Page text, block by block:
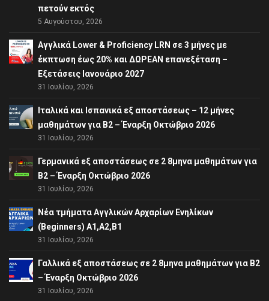
πετούν εκτός
5 Αυγούστου, 2026
Αγγλικά Lower & Proficiency LRN σε 3 μήνες με
έκπτωση έως 20% και ΔΩΡΕΑΝ επανεξέταση –
Εξετάσεις Ιανουάριο 2027
31 Ιουλίου, 2026
Ιταλικά και Ισπανικά εξ αποστάσεως – 12 μήνες
μαθημάτων για B2 – Έναρξη Οκτώβριο 2026
31 Ιουλίου, 2026
Γερμανικά εξ αποστάσεως σε 2 8μηνα μαθημάτων για
Β2 – Έναρξη Οκτώβριο 2026
31 Ιουλίου, 2026
Νέα τμήματα Αγγλικών Αρχαρίων Ενηλίκων
(Beginners) A1,A2,B1
31 Ιουλίου, 2026
Γαλλικά εξ αποστάσεως σε 2 8μηνα μαθημάτων για Β2
– Έναρξη Οκτώβριο 2026
31 Ιουλίου, 2026